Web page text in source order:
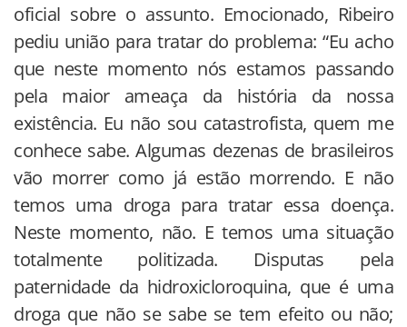
oficial sobre o assunto. Emocionado, Ribeiro
pediu união para tratar do problema: “Eu acho
que neste momento nós estamos passando
pela maior ameaça da história da nossa
existência. Eu não sou catastrofista, quem me
conhece sabe. Algumas dezenas de brasileiros
vão morrer como já estão morrendo. E não
temos uma droga para tratar essa doença.
Neste momento, não. E temos uma situação
totalmente politizada. Disputas pela
paternidade da hidroxicloroquina, que é uma
droga que não se sabe se tem efeito ou não;